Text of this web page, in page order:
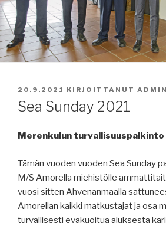
JULKAISTU
20.9.2021 KIRJOITTANUT ADMIN
Sea Sunday 2021
Merenkulun turvallisuuspalkinto
Tämän vuoden vuoden Sea Sunday
M/S Amorella miehistölle
vuosi sitten Ahvenanmaalla
Amorellan kaikki matkustajat ja osa
turvallisesti evakuoitua aluksesta